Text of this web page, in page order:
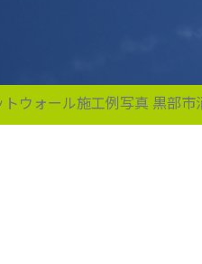
トウォール施工例写真 黒部